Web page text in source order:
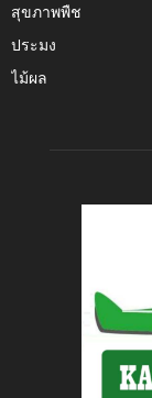
สุขภาพพืช
ประมง
ไม้ผล